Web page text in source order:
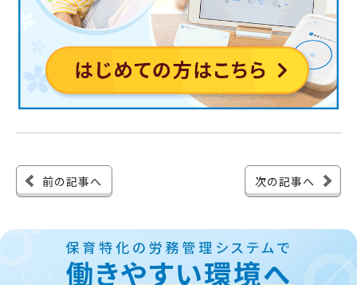
前の記事へ 次の記事へ